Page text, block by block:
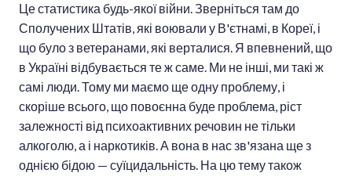
Це статистика будь-якої війни. Зверніться там до
Сполучених Штатів, які воювали у В'єтнамі, в Кореї, і
що було з ветеранами, які верталися. Я впевнений, що
в Україні відбувається те ж саме. Ми не інші, ми такі ж
самі люди. Тому ми маємо ще одну проблему, і
скоріше всього, що повоєнна буде проблема, ріст
залежності від психоактивних речовин не тільки
алкоголю, а і наркотиків. А вона в нас зв'язана ще з
однією бідою — суїцидальність. На цю тему також